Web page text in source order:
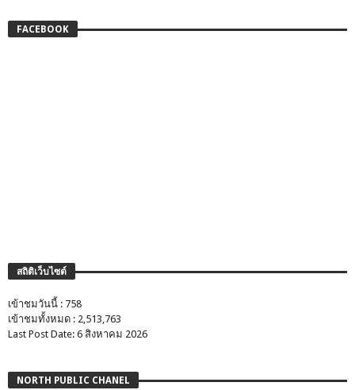
FACEBOOK
สถิติเว็บไซต์
เข้าชมวันนี้ : 758
เข้าชมทั้งหมด : 2,513,763
Last Post Date: 6 สิงหาคม 2026
NORTH PUBLIC CHANEL